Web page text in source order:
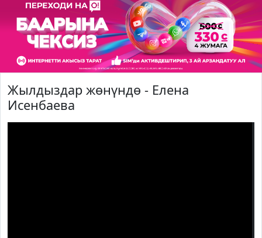
Жылдыздар жөнүндө - Елена
Исенбаева